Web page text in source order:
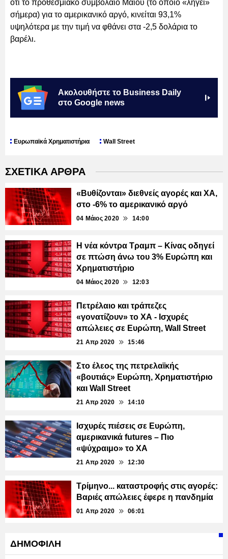
ότι το προθεσμιακό συμβόλαιο Μαΐου (το οποίο «λήγει»
σήμερα) για το αμερικανικό αργό, κινείται 93,1%
υψηλότερα με την τιμή να φθάνει στα -2,5 δολάρια το
βαρέλι.
Ακολουθήστε το Business Daily
στο Google news
Ευρωπαϊκά Χρηματιστήρια Wall Street
ΣΧΕΤΙΚΑ ΑΡΘΡΑ
«Βυθίζονται» διεθνείς αγορές και ΧΑ,
στο -6% το αμερικανικό αργό
04 Μάιος 2020 14:00
Η νέα κόντρα Τραμπ – Κίνας οδηγεί
σε πτώση άνω του 3% Ευρώπη και
Χρηματιστήριο
04 Μάιος 2020 12:03
Πετρέλαιο και τράπεζες
«γονατίζουν» το ΧΑ - Ισχυρές
απώλειες σε Ευρώπη, Wall Street
21 Απρ 2020 15:46
Στο έλεος της πετρελαϊκής
«βουτιάς» Ευρώπη, Χρηματιστήριο
και Wall Street
21 Απρ 2020 14:10
Ισχυρές πιέσεις σε Ευρώπη,
αμερικανικά futures – Πιο
«ψύχραιμο» το ΧΑ
21 Απρ 2020 12:30
Τρίμηνο... καταστροφής στις αγορές:
Βαριές απώλειες έφερε η πανδημία
01 Απρ 2020 06:01
ΔΗΜΟΦΙΛΗ